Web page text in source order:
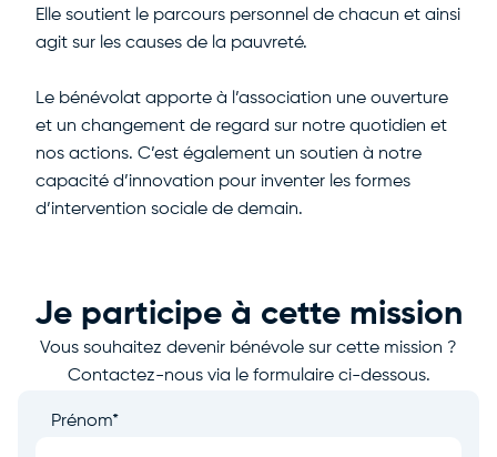
Elle soutient le parcours personnel de chacun et ainsi
agit sur les causes de la pauvreté.
Le bénévolat apporte à l’association une ouverture
et un changement de regard sur notre quotidien et
nos actions. C’est également un soutien à notre
capacité d’innovation pour inventer les formes
d’intervention sociale de demain.
Je participe à cette mission
Vous souhaitez devenir bénévole sur cette mission ?
Contactez-nous via le formulaire ci-dessous.
Prénom*